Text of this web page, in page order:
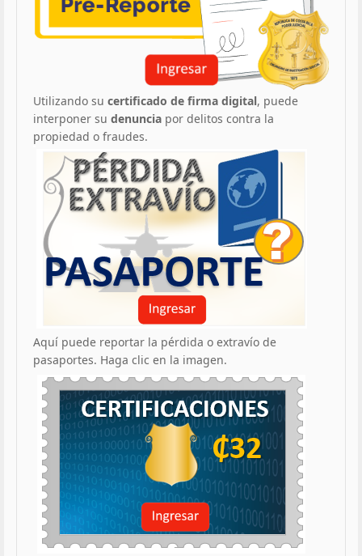
Utilizando su certificado de firma digital, puede
interponer su denuncia por delitos contra la
propiedad o fraudes.
Aquí puede reportar la pérdida o extravío de
pasaportes. Haga clic en la imagen.